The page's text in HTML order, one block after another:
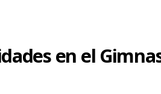
en el